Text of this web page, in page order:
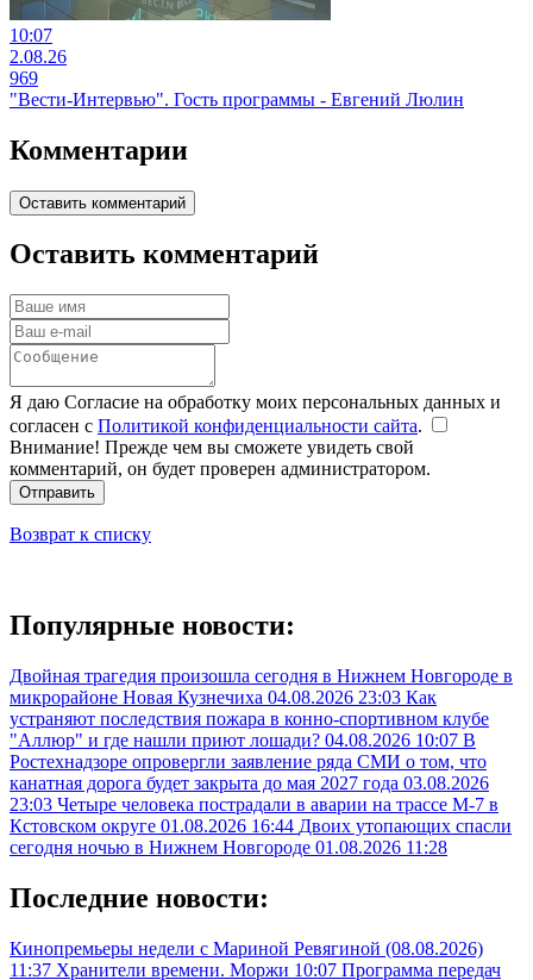
10:07
2.08.26
969
"Вести-Интервью". Гость программы - Евгений Люлин
Комментарии
Оставить комментарий
Оставить комментарий
Я даю Согласие на обработку моих персональных данных и
согласен с Политикой конфиденциальности сайта.
Внимание! Прежде чем вы сможете увидеть свой
комментарий, он будет проверен администратором.
Отправить
Возврат к списку
Популярные новости:
Двойная трагедия произошла сегодня в Нижнем Новгороде в
микрорайоне Новая Кузнечиха 04.08.2026 23:03 Как
устраняют последствия пожара в конно-спортивном клубе
"Аллюр" и где нашли приют лошади? 04.08.2026 10:07 В
Ростехнадзоре опровергли заявление ряда СМИ о том, что
канатная дорога будет закрыта до мая 2027 года 03.08.2026
23:03 Четыре человека пострадали в аварии на трассе М-7 в
Кстовском округе 01.08.2026 16:44 Двоих утопающих спасли
сегодня ночью в Нижнем Новгороде 01.08.2026 11:28
Последние новости:
Кинопремьеры недели с Мариной Ревягиной (08.08.2026)
11:37 Хранители времени. Моржи 10:07 Программа передач